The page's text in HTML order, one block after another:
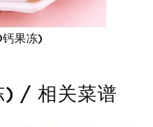
果冻)
) / 相关菜谱